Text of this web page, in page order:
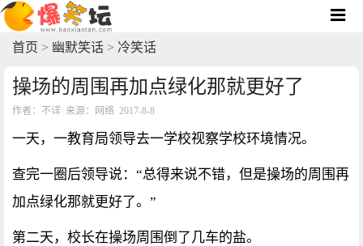
首页 > 幽默笑话 > 冷笑话
操场的周围再加点绿化那就更好了
作者：不详 来源：网络 2017-8-8
一天，一教育局领导去一学校视察学校环境情况。
查完一圈后领导说：“总得来说不错，但是操场的周围再
加点绿化那就更好了。”
第二天，校长在操场周围倒了几车的盐。